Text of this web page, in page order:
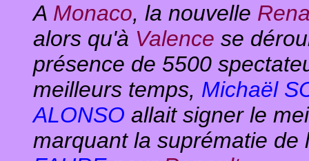
A Monaco, la nouvelle
alors qu'à Valence se
présence de 5500
meilleurs temps, Michaël
ALONSO allait signer le
marquant la suprématie